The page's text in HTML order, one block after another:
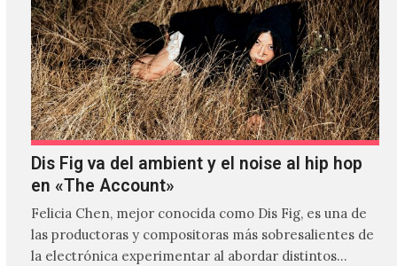
Dis Fig va del ambient y el noise al hip hop
en «The Account»
Felicia Chen, mejor conocida como Dis Fig, es una de
las productoras y compositoras más sobresalientes de
la electrónica experimentar al abordar distintos